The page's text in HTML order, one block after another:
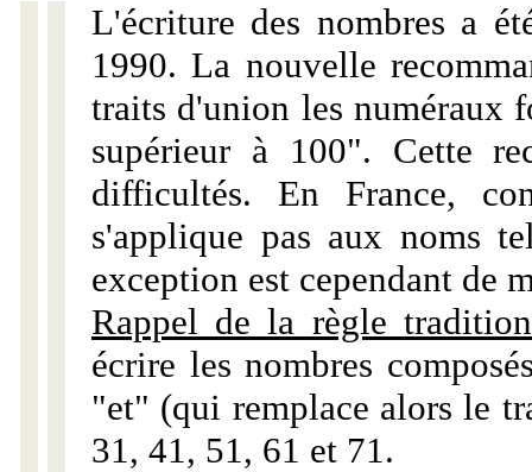
L'écriture des nombres a
1990. La nouvelle
traits d'union les numéraux
supérieur à 100". Cette
difficultés. En France,
s'applique pas aux noms
exception est cependant de
Rappel de la règle
écrire les nombres
"et" (qui remplace alors le
31, 41, 51, 61 et 71.